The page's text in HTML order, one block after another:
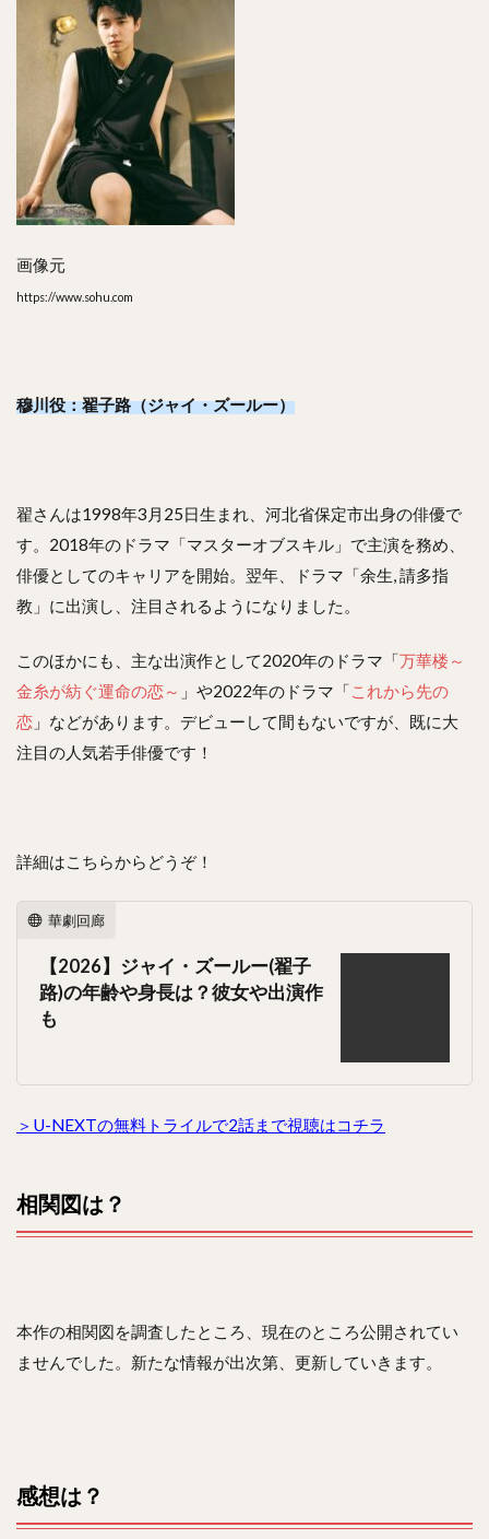
画像元
https://www.sohu.com
穆川役：翟子路（ジャイ・ズールー）
翟さんは1998年3月25日生まれ、河北省保定市出身の俳優で
す。2018年のドラマ「マスターオブスキル」で主演を務め、
俳優としてのキャリアを開始。翌年、ドラマ「余生, 請多指
教」に出演し、注目されるようになりました。
このほかにも、主な出演作として2020年のドラマ「万華楼～
金糸が紡ぐ運命の恋～ 」や2022年のドラマ「これから先の
恋 」などがあります。デビューして間もないですが、既に大
注目の人気若手俳優です！
詳細はこちらからどうぞ！
華劇回廊
【2026】ジャイ・ズールー(翟子
路)の年齢や身長は？彼女や出演作
も
＞U-NEXTの無料トライルで2話まで視聴はコチラ
相関図は？
本作の相関図を調査したところ、現在のところ公開されてい
ませんでした。新たな情報が出次第、更新していきます。
感想は？